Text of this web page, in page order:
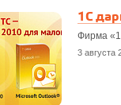
1С
Фирма
3 августа